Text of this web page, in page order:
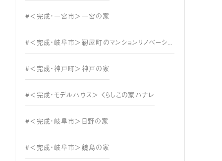
#＜完成・一宮市＞一宮の家
#＜完成・岐阜市＞靭屋町のマンションリノベーション
#＜完成・神戸町＞神戸の家
#＜完成・モデルハウス＞ くらしこの家ハナレ
#＜完成・岐阜市＞日野の家
#＜完成・岐阜市＞鏡島の家